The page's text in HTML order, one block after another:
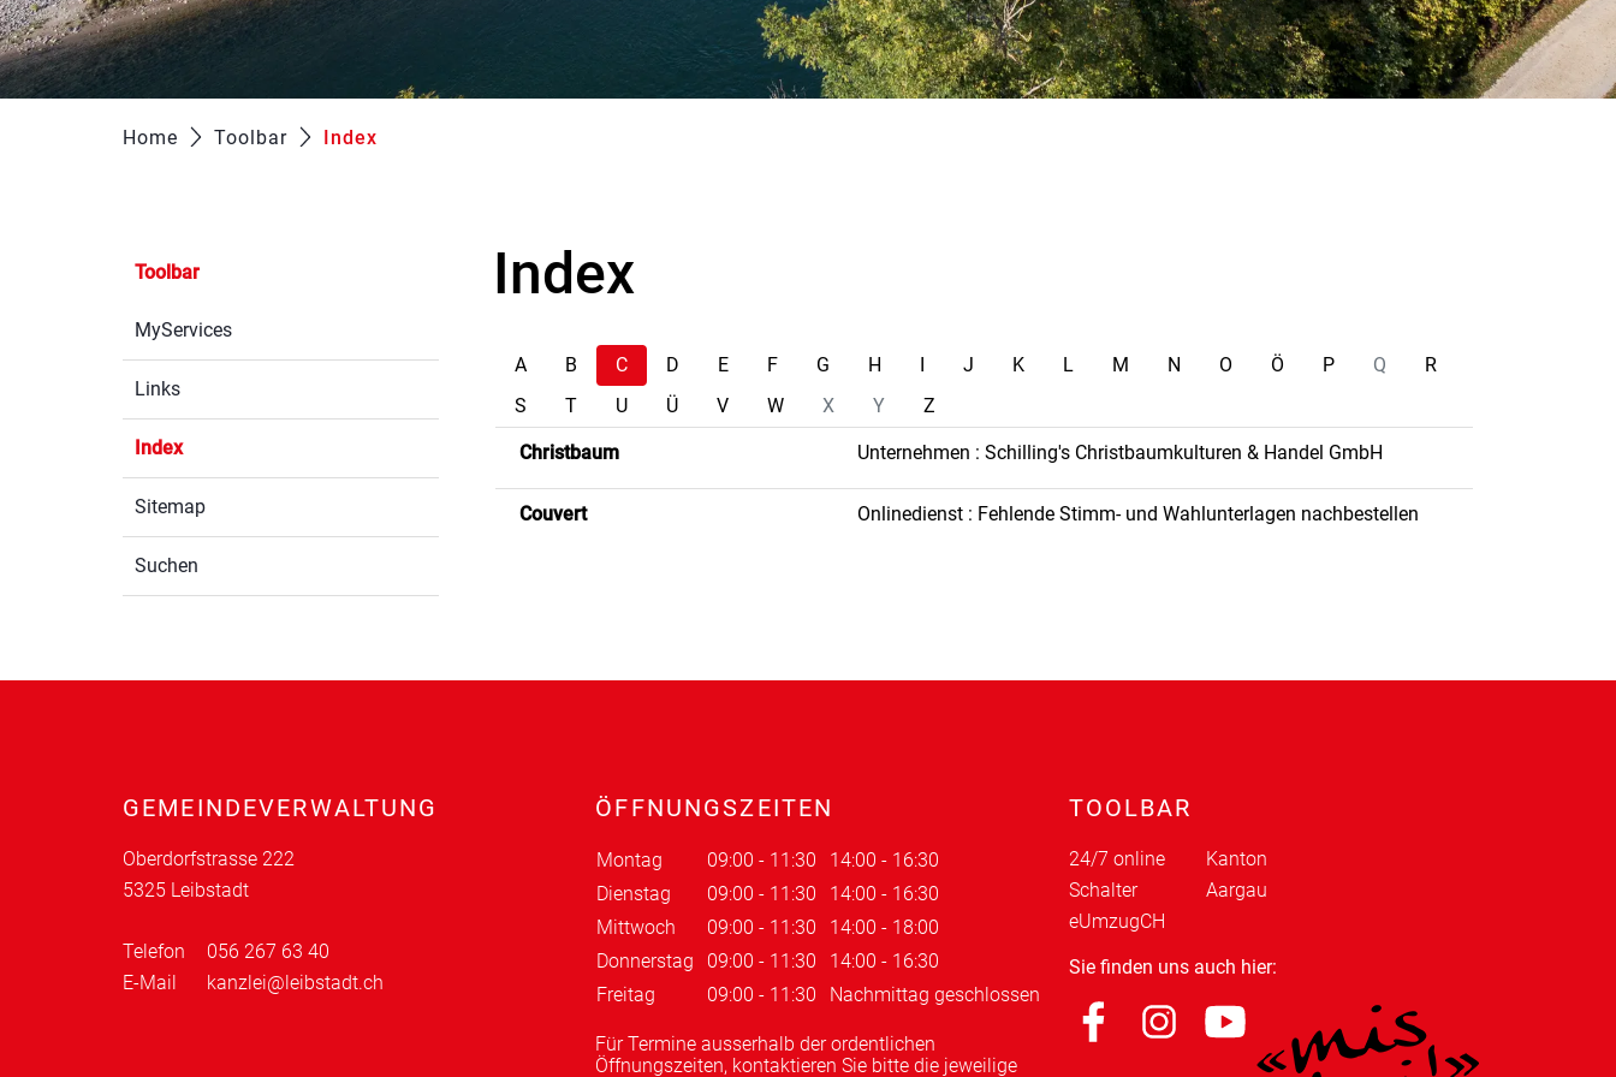
Home Toolbar Index
Toolbar
MyServices
Links
Index(ausgewählt)
Sitemap
Suchen
Index
A B C D E F G H I J K L M N O Ö P Q
R
S
T U Ü V W X Y Z
Christbaum Unternehmen : Schilling's Christbaumkulturen & Handel GmbH
Couvert Onlinedienst : Fehlende Stimm- und Wahlunterlagen nachbestellen
Fusszeile
GEMEINDEVERWALTUNG
Oberdorfstrasse 222
5325 Leibstadt
Telefon
056 267 63 40
E-Mail
kanzlei@leibstadt.ch
ÖFFNUNGSZEITEN
Montag 09:00 - 11:30
14:00 - 16:30
Dienstag
09:00 - 11:30
14:00 - 16:30
Mittwoch
09:00 - 11:30
14:00 - 18:00
Donnerstag
09:00 - 11:30
14:00 - 16:30
Freitag
09:00 - 11:30 Nachmittag geschlossen
Für Termine ausserhalb der ordentlichen
Öffnungszeiten, kontaktieren Sie bitte die jeweilige
TOOLBAR
24/7 online
Schalter
Kanton
Aargau
eUmzugCH
Sie finden uns auch hier: